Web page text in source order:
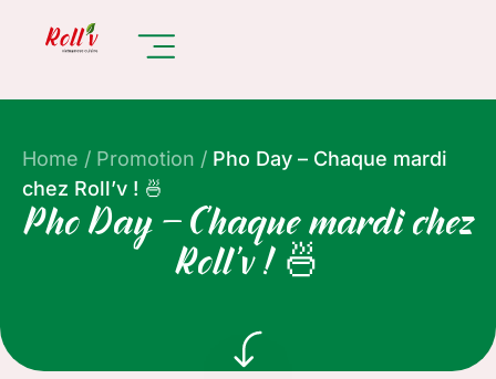
Home / Promotion / Pho Day – Chaque mardi
chez Roll’v ! 🍜
Pho Day – Chaque mardi chez
Roll’v ! 🍜